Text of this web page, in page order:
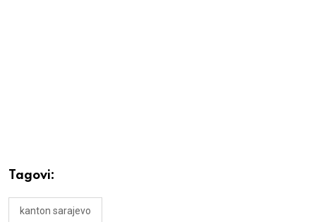
Tagovi:
kanton sarajevo